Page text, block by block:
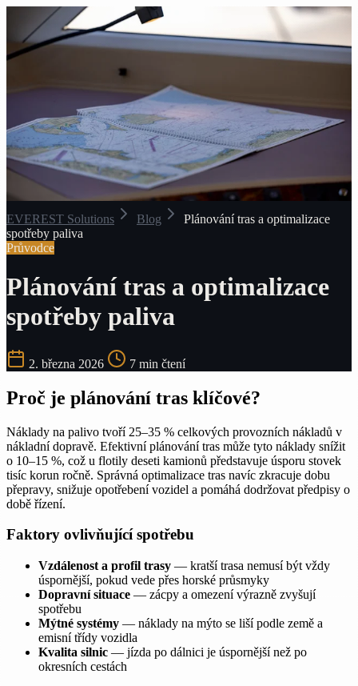
EVEREST Solutions Blog
Plánování tras a optimalizace
spotřeby paliva
Průvodce
Plánování tras a optimalizace
spotřeby paliva
2. března 2026 7 min čtení
Proč je plánování tras klíčové?
Náklady na palivo tvoří 25–35 % celkových provozních nákladů v
nákladní dopravě. Efektivní plánování tras může tyto náklady snížit
o 10–15 %, což u flotily deseti kamionů představuje úsporu stovek
tisíc korun ročně. Správná optimalizace tras navíc zkracuje dobu
přepravy, snižuje opotřebení vozidel a pomáhá dodržovat předpisy o
době řízení.
Faktory ovlivňující spotřebu
Vzdálenost a profil trasy— kratší trasa nemusí být vždy
úspornější, pokud vede přes horské průsmyky
Dopravní situace — zácpy a omezení výrazně zvyšují
spotřebu
Mýtné systémy — náklady na mýto se liší podle země a
emisní třídy vozidla
Kvalita silnic — jízda po dálnici je úspornější než po
okresních cestách